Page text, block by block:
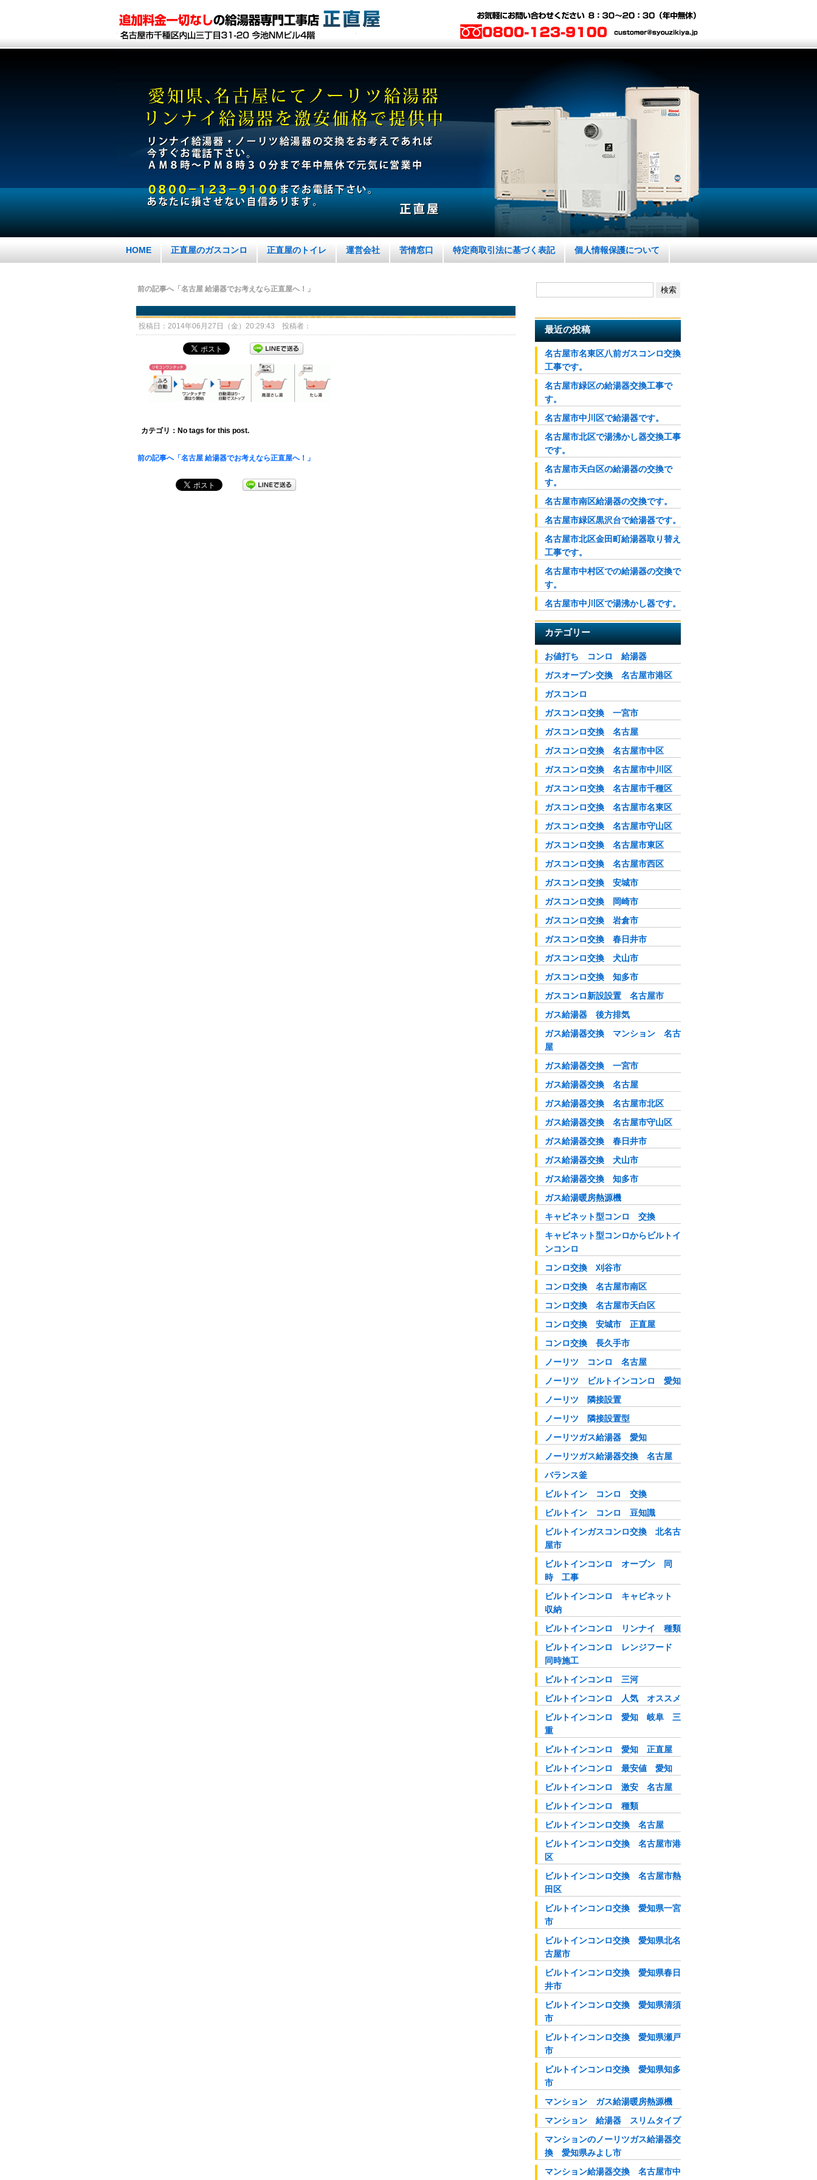
HOME 正直屋のガスコンロ 正直屋のトイレ 運営会社 苦情窓口 特定商取引法に基づく表記 個人情報保護について
前の記事へ「名古屋 給湯器でお考えなら正直屋へ！」
投稿日：2014年06月27日（金）20:29:43 投稿者：
カテゴリ：No tags for this post.
前の記事へ「名古屋 給湯器でお考えなら正直屋へ！」
最近の投稿
名古屋市名東区八前ガスコンロ交換
工事です。
名古屋市緑区の給湯器交換工事で
す。
名古屋市中川区で給湯器です。
名古屋市北区で湯沸かし器交換工事
です。
名古屋市天白区の給湯器の交換で
す。
名古屋市南区給湯器の交換です。
名古屋市緑区黒沢台で給湯器です。
名古屋市北区金田町給湯器取り替え
工事です。
名古屋市中村区での給湯器の交換で
す。
名古屋市中川区で湯沸かし器です。
カテゴリー
お値打ち コンロ 給湯器
ガスオーブン交換 名古屋市港区
ガスコンロ
ガスコンロ交換 一宮市
ガスコンロ交換 名古屋
ガスコンロ交換 名古屋市中区
ガスコンロ交換 名古屋市中川区
ガスコンロ交換 名古屋市千種区
ガスコンロ交換 名古屋市名東区
ガスコンロ交換 名古屋市守山区
ガスコンロ交換 名古屋市東区
ガスコンロ交換 名古屋市西区
ガスコンロ交換 安城市
ガスコンロ交換 岡崎市
ガスコンロ交換 岩倉市
ガスコンロ交換 春日井市
ガスコンロ交換 犬山市
ガスコンロ交換 知多市
ガスコンロ新設設置 名古屋市
ガス給湯器 後方排気
ガス給湯器交換 マンション 名古
屋
ガス給湯器交換 一宮市
ガス給湯器交換 名古屋
ガス給湯器交換 名古屋市北区
ガス給湯器交換 名古屋市守山区
ガス給湯器交換 春日井市
ガス給湯器交換 犬山市
ガス給湯器交換 知多市
ガス給湯暖房熱源機
キャビネット型コンロ 交換
キャビネット型コンロからビルトイ
ンコンロ
コンロ交換 刈谷市
コンロ交換 名古屋市南区
コンロ交換 名古屋市天白区
コンロ交換 安城市 正直屋
コンロ交換 長久手市
ノーリツ コンロ 名古屋
ノーリツ ビルトインコンロ 愛知
ノーリツ 隣接設置
ノーリツ 隣接設置型
ノーリツガス給湯器 愛知
ノーリツガス給湯器交換 名古屋
バランス釜
ビルトイン コンロ 交換
ビルトイン コンロ 豆知識
ビルトインガスコンロ交換 北名古
屋市
ビルトインコンロ オーブン 同
時 工事
ビルトインコンロ キャビネット
収納
ビルトインコンロ リンナイ 種類
ビルトインコンロ レンジフード
同時施工
ビルトインコンロ 三河
ビルトインコンロ 人気 オススメ
ビルトインコンロ 愛知 岐阜 三
重
ビルトインコンロ 愛知 正直屋
ビルトインコンロ 最安値 愛知
ビルトインコンロ 激安 名古屋
ビルトインコンロ 種類
ビルトインコンロ交換 名古屋
ビルトインコンロ交換 名古屋市港
区
ビルトインコンロ交換 名古屋市熱
田区
ビルトインコンロ交換 愛知県一宮
市
ビルトインコンロ交換 愛知県北名
古屋市
ビルトインコンロ交換 愛知県春日
井市
ビルトインコンロ交換 愛知県清須
市
ビルトインコンロ交換 愛知県瀬戸
市
ビルトインコンロ交換 愛知県知多
市
マンション ガス給湯暖房熱源機
マンション 給湯器 スリムタイプ
マンションのノーリツガス給湯器交
換 愛知県みよし市
マンション給湯器交換 名古屋市中